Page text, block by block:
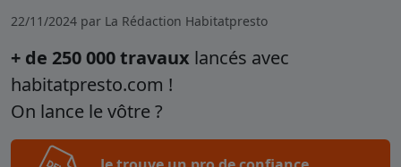
22/11/2024 par La Rédaction Habitatpresto
+ de 250 000 travaux lancés avec
habitatpresto.com !
On lance le vôtre ?